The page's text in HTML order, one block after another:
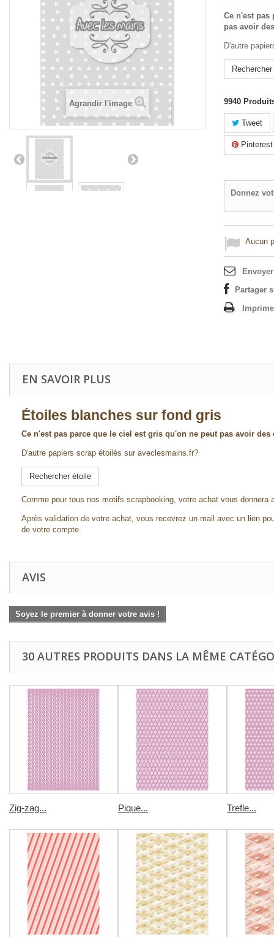
Agrandir l'image
Ce n'est pas
pas avoir
D'autre
9940
Tweet
Pinterest
Donnez
Aucun
Partager
EN SAVOIR PLUS
Étoiles blanches sur fond gris
Ce n'est pas parce que le ciel est gris qu'on ne peut pas avoir
D'autre papiers scrap étoilés sur aveclesmains.fr?
Rechercher étoile
Comme pour tous nos motifs scrapbooking, votre achat vous
Après validation de votre achat, vous recevrez un mail avec un lien
de votre compte.
AVIS
Soyez le premier à donner votre avis !
30 AUTRES PRODUITS DANS LA MÊME
Zig-zag... Pique... Trefle...